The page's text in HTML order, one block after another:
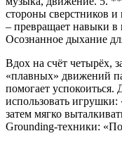
стороны сверстников
– превращает навыки в
Осознанное дыхание
Вдох на счёт четырёх,
«плавных» движений
помогает успокоиться.
использовать
затем мягко
Grounding‑техники: